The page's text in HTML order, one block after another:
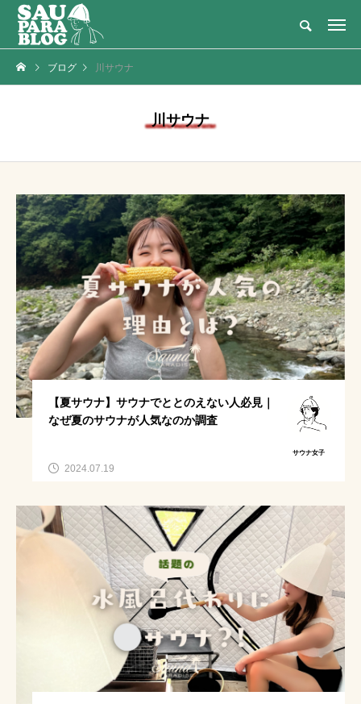
灼熱のテントサウナ × 大自然・アウトドアの新定番
NEW POST カテゴリーごとの最新記事
【2026年最新】関東
でテントサウナならサ
ウナパラダイス｜口コ
ミ・比較
サウナ女
子
2025.03.16
メディア・テレビ
【サウナメディア】ニ
コニコ超会議2024に
登壇！｜湯島チョコさ
んとサウナ対談
江戸紫
2024.04.29
いま話題のワード
イベント
テントサウナ持ち物 ととのわない
コンビニで買える テントサウナ
キャンプ場でサウナ
恥ずかしい
アウトドア日焼け対策 ゆるキャン
ととのうとは アイアムサウナ
ブログ 川サウナ
川サウナ
【夏サウナ】サウナでととのえない人必見｜
なぜ夏のサウナが人気なのか調査
サウナ女子
2024.07.19